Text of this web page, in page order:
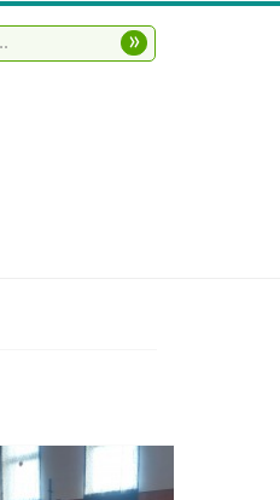
»